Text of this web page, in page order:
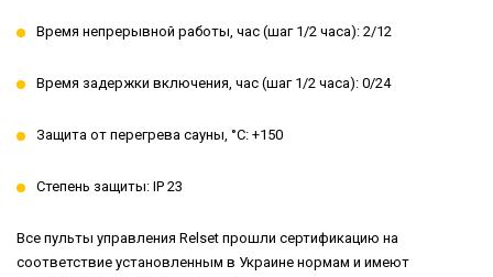
Время непрерывной работы, час (шаг 1/2 часа): 2/12
Время задержки включения, час (шаг 1/2 часа): 0/24
Защита от перегрева сауны, °C: +150
Степень защиты: IP 23
Все пульты управления Relset прошли сертификацию на
соответствие установленным в Украине нормам и имеют